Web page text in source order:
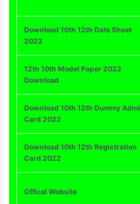
Download 10th 12th Date Sheet
2022
12th 10th Model Paper 2022
Download
Download 10th 12th Dummy
Card 2022
Download 10th 12th Registration
Card 2022
Offical Website